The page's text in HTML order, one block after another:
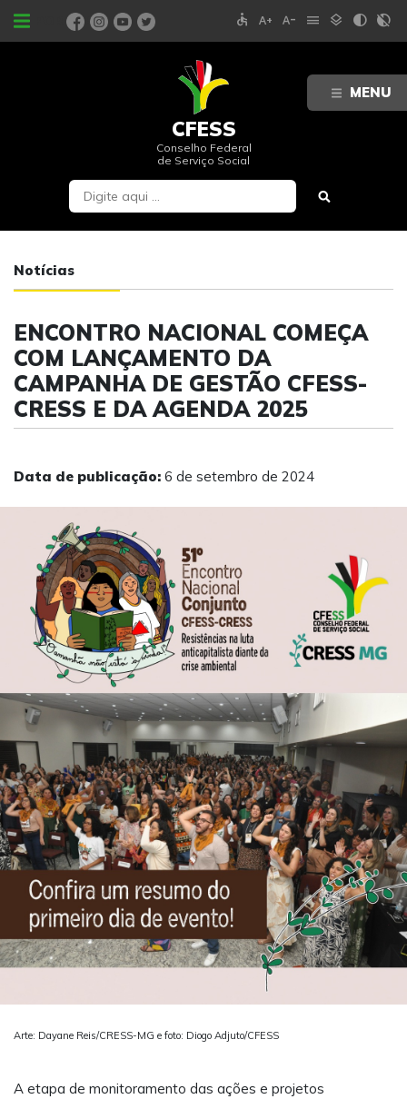
MENU
PORTAIS accessible text_increase text_decrease menu layers contrast contrast_rtl_off
CFESS
Conselho Federal
de Serviço Social
Notícias
ENCONTRO NACIONAL COMEÇA
COM LANÇAMENTO DA
CAMPANHA DE GESTÃO CFESS-
CRESS E DA AGENDA 2025
Data de publicação: 6 de setembro de 2024
Arte: Dayane Reis/CRESS-MG e foto: Diogo Adjuto/CFESS
A etapa de monitoramento das ações e projetos